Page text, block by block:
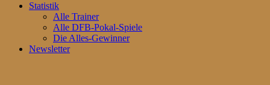
Statistik
Alle Trainer
Alle DFB-Pokal-Spiele
Die Alles-Gewinner
Newsletter